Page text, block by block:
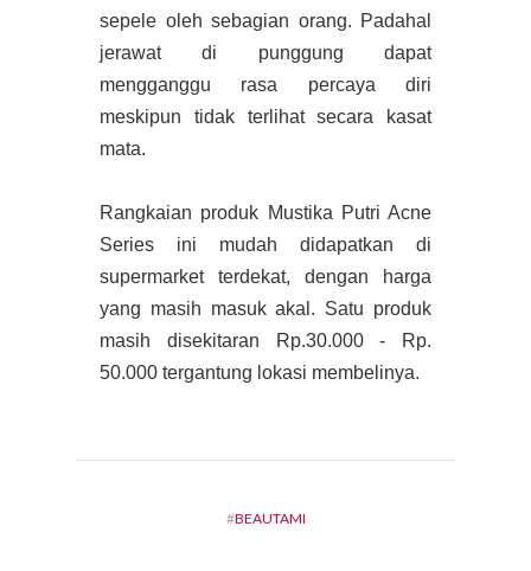
sepele oleh sebagian orang. Padahal
jerawat di punggung dapat
mengganggu rasa percaya diri
meskipun tidak terlihat secara kasat
mata.
Rangkaian produk Mustika Putri Acne
Series ini mudah didapatkan di
supermarket terdekat, dengan harga
yang masih masuk akal. Satu produk
masih disekitaran Rp.30.000 - Rp.
50.000 tergantung lokasi membelinya.
#BEAUTAMI